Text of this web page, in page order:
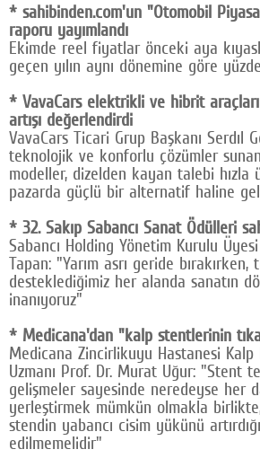
* sahibinden.com'un "Otomobil
raporu yayımlandı
Ekimde reel fiyatlar önceki aya
geçen yılın aynı dönemine göre
* VavaCars elektrikli ve hibrit
artışı değerlendirdi
VavaCars Ticari Grup Başkanı Serdıl
teknolojik ve konforlu çözümler
modeller, dizelden kayan talebi hızla
pazarda güçlü bir alternatif haline
* 32. Sakıp Sabancı Sanat Ödülleri
Sabancı Holding Yönetim Kurulu
Tapan: "Yarım asrı geride
desteklediğimiz her alanda sanatın
inanıyoruz"
* Medicana'dan "kalp stentlerinin
Medicana Zincirlikuyu Hastanesi Kalp
Uzmanı Prof. Dr. Murat Uğur: "Stent
gelişmeler sayesinde neredeyse her
yerleştirmek mümkün olmakla
stendin yabancı cisim yükünü
edilmemelidir"